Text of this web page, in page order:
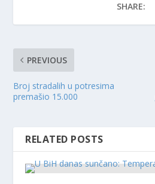
SHARE:
PREVIOUS
Broj stradalih u potresima
premašio 15.000
RELATED POSTS